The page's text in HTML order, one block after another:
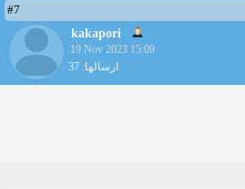
#7
kakapori
19 Nov 2023 15:09
ارسالها: 37